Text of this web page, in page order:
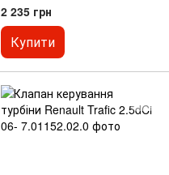
2 235 грн
Купити